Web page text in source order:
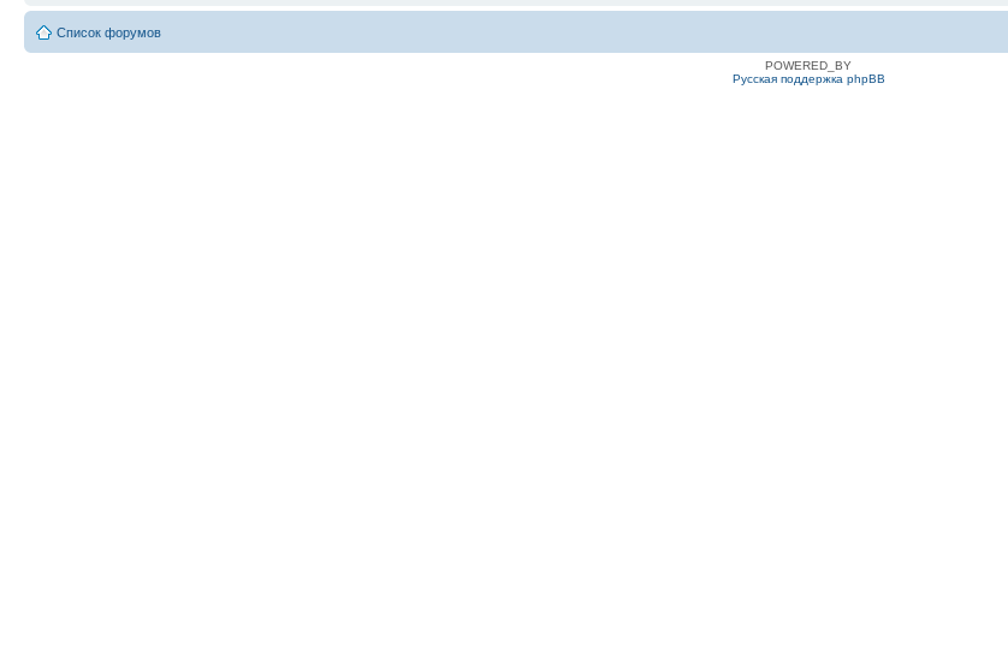
Список форумов
POWERED_BY
Русская поддержка phpBB